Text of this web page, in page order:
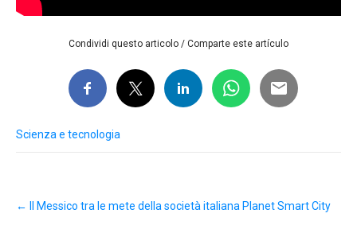
Condividi questo articolo / Comparte este artículo
Scienza e tecnologia
navigation
← Il Messico tra le mete della società italiana Planet Smart City